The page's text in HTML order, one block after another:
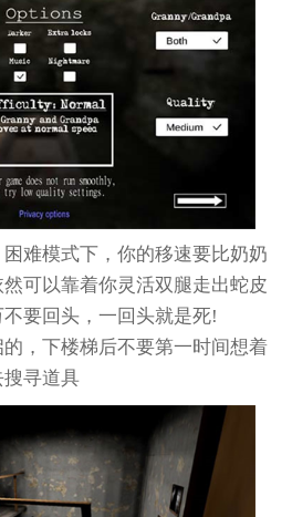
难模式下，你的移速要比奶奶
可以靠着你灵活双腿走出蛇皮
要回头，一回头就是死!
，下楼梯后不要第一时间想着
寻道具